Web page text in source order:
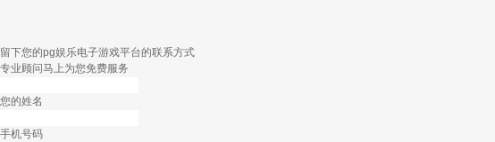
留下您的pg娱乐电子游戏平台的联系方式
专业顾问马上为您免费服务
您的姓名
手机号码